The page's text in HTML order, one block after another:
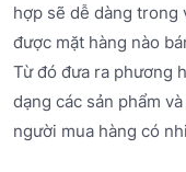
hợp sẽ dễ dàng
được mặt hàng nào
Từ đó đưa ra phương
dạng các sản phẩm
người mua hàng có